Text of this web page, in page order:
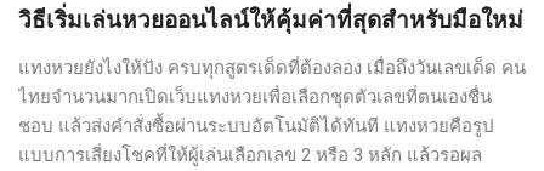
วิธีเริ่มเล่นหวยออนไลน์ให้คุ้มค่าที่สุดสำหรับมือใหม่
แทงหวยยังไงให้ปัง ครบทุกสูตรเด็ดที่ต้องลอง เมื่อถึงวันเลขเด็ด คน
ไทยจำนวนมากเปิดเว็บแทงหวยเพื่อเลือกชุดตัวเลขที่ตนเองชื่น
ชอบ แล้วส่งคำสั่งซื้อผ่านระบบอัตโนมัติได้ทันที แทงหวยคือรูป
แบบการเสี่ยงโชคที่ให้ผู้เล่นเลือกเลข 2 หรือ 3 หลัก แล้วรอผล